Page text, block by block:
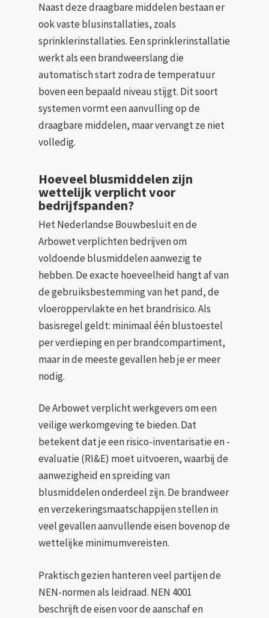
Naast deze draagbare middelen bestaan er
ook vaste blusinstallaties, zoals
sprinklerinstallaties. Een sprinklerinstallatie
werkt als een brandweerslang die
automatisch start zodra de temperatuur
boven een bepaald niveau stijgt. Dit soort
systemen vormt een aanvulling op de
draagbare middelen, maar vervangt ze niet
volledig.
Hoeveel blusmiddelen zijn
wettelijk verplicht voor
bedrijfspanden?
Het Nederlandse Bouwbesluit en de
Arbowet verplichten bedrijven om
voldoende blusmiddelen aanwezig te
hebben. De exacte hoeveelheid hangt af van
de gebruiksbestemming van het pand, de
vloeroppervlakte en het brandrisico. Als
basisregel geldt: minimaal één blustoestel
per verdieping en per brandcompartiment,
maar in de meeste gevallen heb je er meer
nodig.
De Arbowet verplicht werkgevers om een
veilige werkomgeving te bieden. Dat
betekent dat je een risico-inventarisatie en -
evaluatie (RI&E) moet uitvoeren, waarbij de
aanwezigheid en spreiding van
blusmiddelen onderdeel zijn. De brandweer
en verzekeringsmaatschappijen stellen in
veel gevallen aanvullende eisen bovenop de
wettelijke minimumvereisten.
Praktisch gezien hanteren veel partijen de
NEN-normen als leidraad. NEN 4001
beschrijft de eisen voor de aanschaf en